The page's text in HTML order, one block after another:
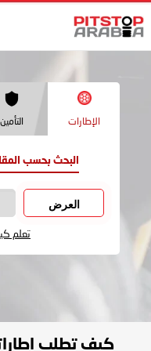
الإطارات التأمين
البحث بحسب
العرض
تعلم
كيف تطلب